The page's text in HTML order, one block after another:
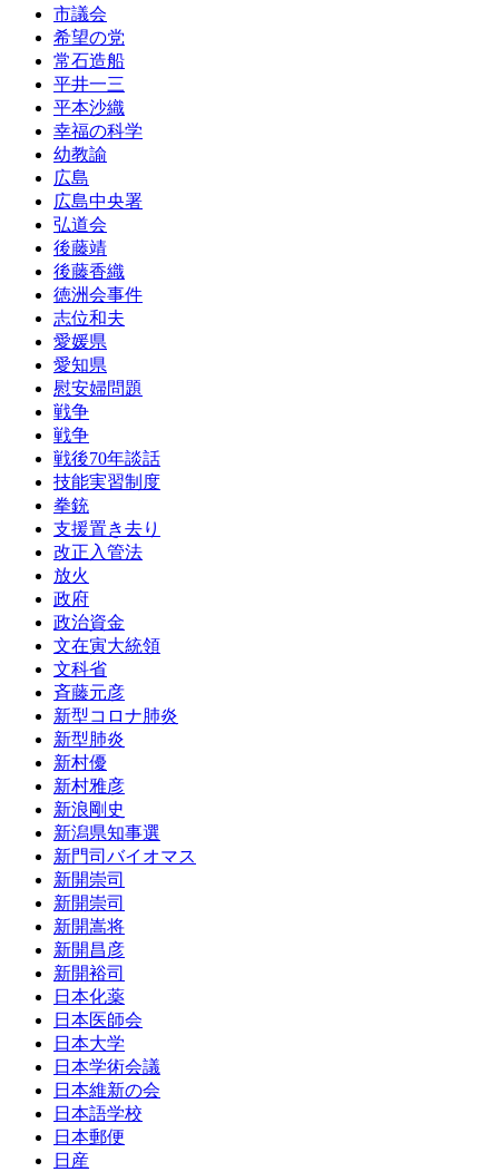
市議会
希望の党
常石造船
平井一三
平本沙織
幸福の科学
幼教諭
広島
広島中央署
弘道会
後藤靖
後藤香織
徳洲会事件
志位和夫
愛媛県
愛知県
慰安婦問題
戦争
戦争
戦後70年談話
技能実習制度
拳銃
支援置き去り
改正入管法
放火
政府
政治資金
文在寅大統領
文科省
斉藤元彦
新型コロナ肺炎
新型肺炎
新村優
新村雅彦
新浪剛史
新潟県知事選
新門司バイオマス
新開崇司
新開崇司
新開嵩将
新開昌彦
新開裕司
日本化薬
日本医師会
日本大学
日本学術会議
日本維新の会
日本語学校
日本郵便
日産